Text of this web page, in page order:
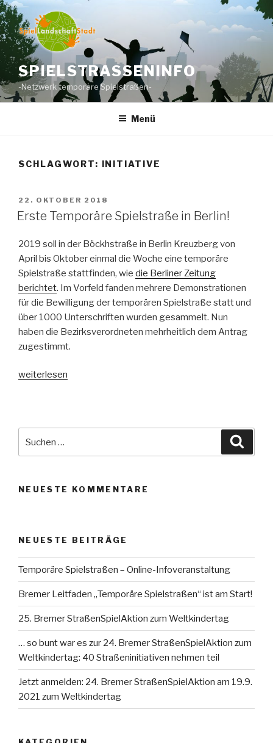
Zum
Inhalt
springen
SPIELSTRASSENINFO
-Netzwerk temporäre Spielstraßen-
Menü
SCHLAGWORT: INITIATIVE
VERÖFFENTLICHT
AM
22. OKTOBER 2018
Erste Temporäre Spielstraße in Berlin!
2019 soll in der Böckhstraße in Berlin Kreuzberg von
April bis Oktober einmal die Woche eine temporäre
Spielstraße stattfinden, wie die Berliner Zeitung
berichtet. Im Vorfeld fanden mehrere Demonstrationen
für die Bewilligung der temporären Spielstraße statt und
über 1000 Unterschriften wurden gesammelt. Nun
haben die Bezirksverordneten mehrheitlich dem Antrag
zugestimmt.
„Erste
Berlin!“
weiterlesen
nach:
NEUESTE KOMMENTARE
NEUESTE BEITRÄGE
Temporäre Spielstraßen – Online-Infoveranstaltung
Bremer Leitfaden „Temporäre Spielstraßen“ ist am Start!
25. Bremer StraßenSpielAktion zum Weltkindertag
… so bunt war es zur 24. Bremer StraßenSpielAktion zum
Weltkindertag: 40 Straßeninitiativen nehmen teil
Jetzt anmelden: 24. Bremer StraßenSpielAktion am 19.9.
2021 zum Weltkindertag